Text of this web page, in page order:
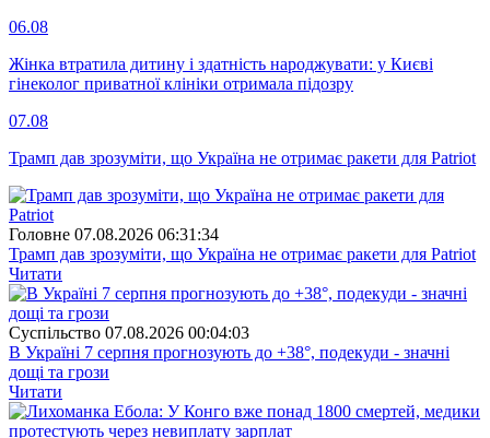
06.08
Жінка втратила дитину і здатність народжувати: у Києві
гінеколог приватної клініки отримала підозру
07.08
Трамп дав зрозуміти, що Україна не отримає ракети для Patriot
Головне 07.08.2026 06:31:34
Трамп дав зрозуміти, що Україна не отримає ракети для Patriot
Читати
Суспiльство 07.08.2026 00:04:03
В Україні 7 серпня прогнозують до +38°, подекуди - значні
дощі та грози
Читати